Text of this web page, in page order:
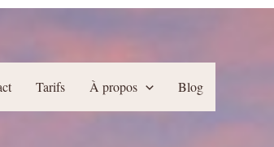
Tarifs À propos Blog